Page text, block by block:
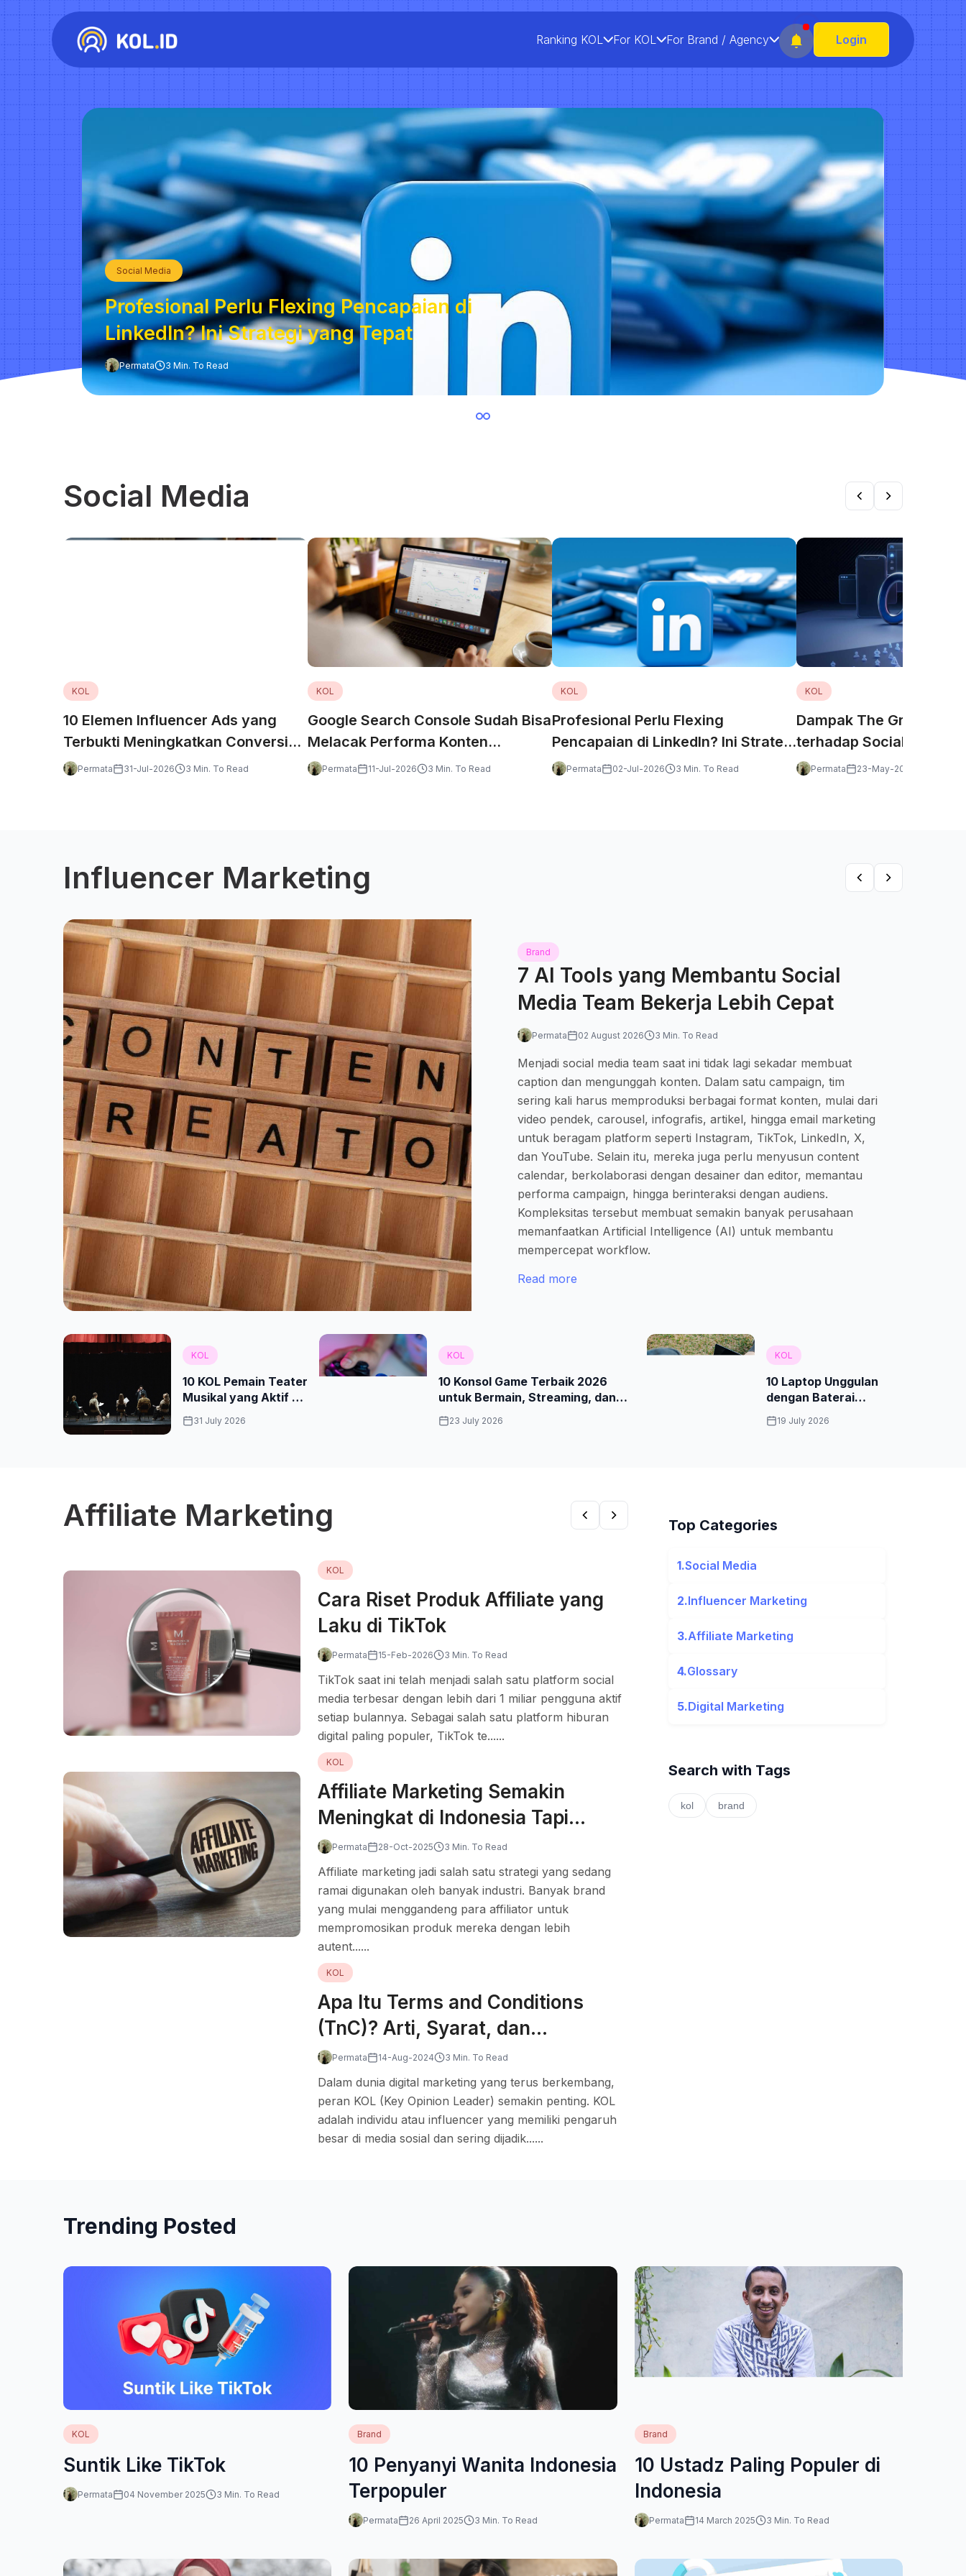
Ranking KOL For KOL For Brand / Agency Login
Social Media
Profesional Perlu Flexing Pencapaian di
LinkedIn? Ini Strategi yang Tepat
Permata 3 Min. To Read
Social Media
KOL
10 Elemen Influencer Ads yang
Terbukti Meningkatkan Conversion
RatePermata 31-Jul-2026 3 Min. To Read
KOL
Google Search Console Sudah Bisa
Melacak Performa Konten
Instagram, TikTok, X, dan YouTube
Permata 11-Jul-2026 3 Min. To Read
KOL
Profesional Perlu Flexing
Pencapaian di LinkedIn? Ini Strategi
yang Tepat
Permata 02-Jul-2026 3 Min. To Read
KOL
Dampak The Great
terhadap Social Media
dan KOL
Permata 23-May-2026
Influencer Marketing
Brand
7 AI Tools yang Membantu Social
Media Team Bekerja Lebih Cepat
Permata 02 August 2026 3 Min. To Read
Menjadi social media team saat ini tidak lagi sekadar membuat
caption dan mengunggah konten. Dalam satu campaign, tim
sering kali harus memproduksi berbagai format konten, mulai dari
video pendek, carousel, infografis, artikel, hingga email marketing
untuk beragam platform seperti Instagram, TikTok, LinkedIn, X,
dan YouTube. Selain itu, mereka juga perlu menyusun content
calendar, berkolaborasi dengan desainer dan editor, memantau
performa campaign, hingga berinteraksi dengan audiens.
Kompleksitas tersebut membuat semakin banyak perusahaan
memanfaatkan Artificial Intelligence (AI) untuk membantu
mempercepat workflow.
Read more
KOL
10 KOL Pemain Teater
Musikal yang Aktif di
Social Media
31 July 2026
KOL
10 Konsol Game Terbaik 2026
untuk Bermain, Streaming, dan
Membuat Konten
23 July 2026
KOL
10 Laptop Unggulan
dengan Baterai
Tahan Lama di 2026
19 July 2026
Affiliate Marketing
KOL
Cara Riset Produk Affiliate yang
Laku di TikTok
Permata 15-Feb-2026 3 Min. To Read
TikTok saat ini telah menjadi salah satu platform social
media terbesar dengan lebih dari 1 miliar pengguna aktif
setiap bulannya. Sebagai salah satu platform hiburan
digital paling populer, TikTok te......
KOL
Affiliate Marketing Semakin
Meningkat di Indonesia Tapi
Jumlah Affiliator Masih Rendah,
Ini Penjelasannya!
Permata 28-Oct-2025 3 Min. To Read
Affiliate marketing jadi salah satu strategi yang sedang
ramai digunakan oleh banyak industri. Banyak brand
yang mulai menggandeng para affiliator untuk
mempromosikan produk mereka dengan lebih
autent......
KOL
Apa Itu Terms and Conditions
(TnC)? Arti, Syarat, dan
Contohnya dalam Dunia KOL
Permata 14-Aug-2024 3 Min. To Read
Dalam dunia digital marketing yang terus berkembang,
peran KOL (Key Opinion Leader) semakin penting. KOL
adalah individu atau influencer yang memiliki pengaruh
besar di media sosial dan sering dijadik......
Top Categories
1.Social Media
2.Influencer Marketing
3.Affiliate Marketing
4.Glossary
5.Digital Marketing
Search with Tags
kol brand
Trending Posted
KOL
Suntik Like TikTok
Permata 04 November 2025 3 Min. To Read
Brand
10 Penyanyi Wanita Indonesia
Terpopuler
Permata 26 April 2025 3 Min. To Read
Brand
10 Ustadz Paling Populer di
Indonesia
Permata 14 March 2025 3 Min. To Read